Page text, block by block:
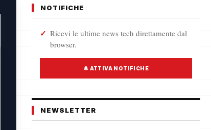
NOTIFICHE
Ricevi le ultime news tech direttamente dal
browser.
🔔 ATTIVA NOTIFICHE
NEWSLETTER